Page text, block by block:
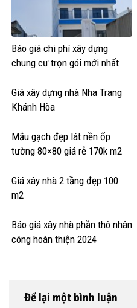
Báo giá chi phí xây dựng
chung cư trọn gói mới nhất
Giá xây dựng nhà Nha Trang
Khánh Hòa
Mẫu gạch đẹp lát nền ốp
tường 80×80 giá rẻ 170k m2
Giá xây nhà 2 tầng đẹp 100
m2
Báo giá xây nhà phần thô nhân
công hoàn thiện 2024
Để lại một bình luận